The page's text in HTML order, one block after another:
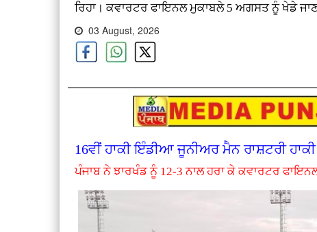
ਰਿਹਾ। ਕਵਾਰਟਰ ਫਾਇਨਲ ਮੁਕਾਬਲੇ 5 ਅਗਸਤ ਨੂੰ ਖੇਡੇ
03 August, 2026
16ਵੀਂ ਹਾਕੀ ਇੰਡੀਆ ਜੂਨੀਅਰ ਮੈਨ ਰਾਸ਼ਟਰੀ
ਪੰਜਾਬ ਨੇ ਝਾਰਖੰਡ ਨੂੰ 12-3 ਨਾਲ ਹਰਾ ਕੇ ਕਵਾਰਟਰ